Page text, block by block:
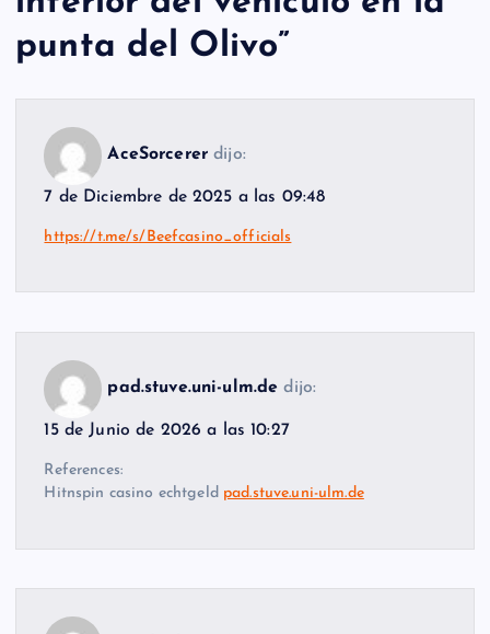
punta del Olivo”
AceSorcerer dijo:
7 de Diciembre de 2025 a las 09:48
https://t.me/s/Beefcasino_officials
pad.stuve.uni-ulm.de dijo:
15 de Junio de 2026 a las 10:27
References:
Hitnspin casino echtgeld pad.stuve.uni-ulm.de